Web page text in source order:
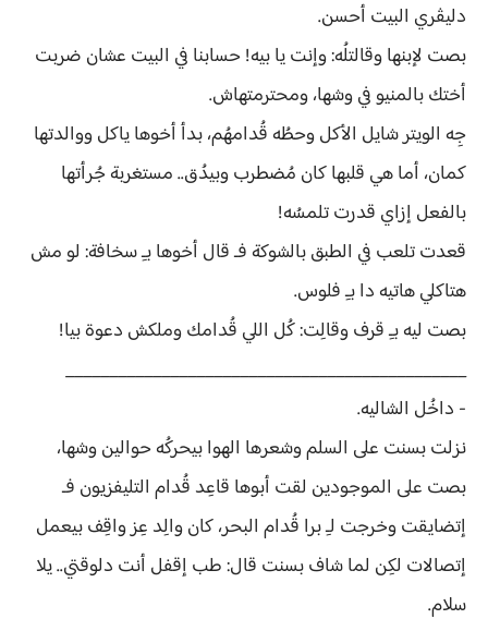
دليڤري البيت أحسن.
بصت لإبنها وقالتلُه: وإنت يا بيه! حسابنا في البيت عشان ضربت
أختك بالمنيو في وشها، ومحترمتهاش.
جِه الويتر شايل الأكل وحطُه قُدامهُم، بدأ أخوها ياكل ووالدتها
كمان، أما هي قلبها كان مُضطرب وبيدُق.. مستغربة جُرأتها
بالفعل إزاي قدرت تلمسُه!
قعدت تلعب في الطبق بالشوكة فـ قال أخوها بـِ سخافة: لو مش
هتاكلي هاتيه دا بـِ فلوس.
بصت ليه بـِ قرف وقالِت: كُل اللي قُدامك وملكش دعوة بيا!
______________________________________________
- داخُل الشاليه.
نزلت بسنت على السلم وشعرها الهوا بيحركُه حوالين وشها،
بصت على الموجودين لقت أبوها قاعِد قُدام التليفزيون فـ
إتضايقت وخرجت لـِ برا قُدام البحر، كان والِد عِز واقِف بيعمل
إتصالات لكِن لما شاف بسنت قال: طب إقفل أنت دلوقتي.. يلا
سلام.